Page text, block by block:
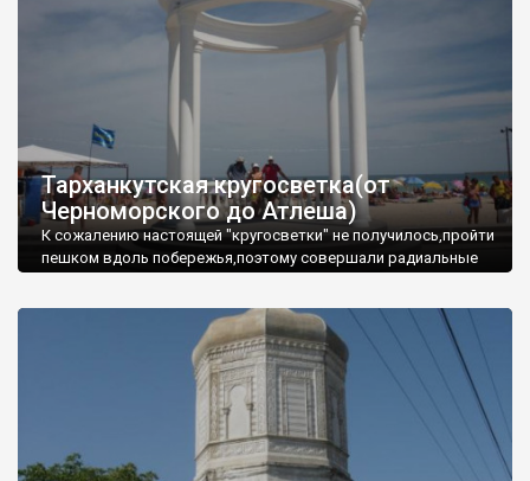
Тарханкутская кругосветка(от
Черноморского до Атлеша)
К сожалению настоящей "кругосветки" не получилось,пройти
пешком вдоль побережья,поэтому совершали радиальные